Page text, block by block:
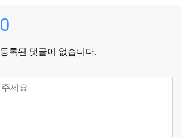
0
등록된 댓글이 없습니다.